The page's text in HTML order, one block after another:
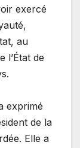
exercé
au
l’État de
exprimé
de la
Elle a